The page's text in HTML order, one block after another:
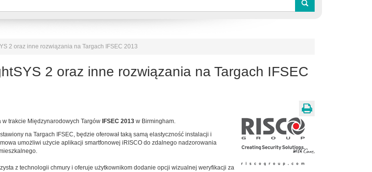
2 oraz inne rozwiązania na Targach IFSEC 2013
2 oraz inne rozwiązania na Targach IFSEC
trakcie Międzynarodowych Targów IFSEC 2013 w Birmingham.
na Targach IFSEC, będzie oferował taką samą elastyczność instalacji i
umożliwi użycie aplikacji smartfonowej iRISCO do zdalnego nadzorowania
z technologii chmury i oferuje użytkownikom dodanie opcji wizualnej weryfikacji za